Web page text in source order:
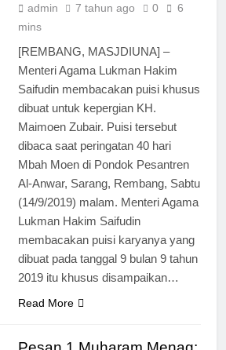
admin 7 tahun ago 0
6
mins
[REMBANG, MASJDIUNA] –
Menteri Agama Lukman Hakim
Saifudin membacakan puisi khusus
dibuat untuk kepergian KH.
Maimoen Zubair. Puisi tersebut
dibaca saat peringatan 40 hari
Mbah Moen di Pondok Pesantren
Al-Anwar, Sarang, Rembang, Sabtu
(14/9/2019) malam. Menteri Agama
Lukman Hakim Saifudin
membacakan puisi karyanya yang
dibuat pada tanggal 9 bulan 9 tahun
2019 itu khusus disampaikan…
Read More